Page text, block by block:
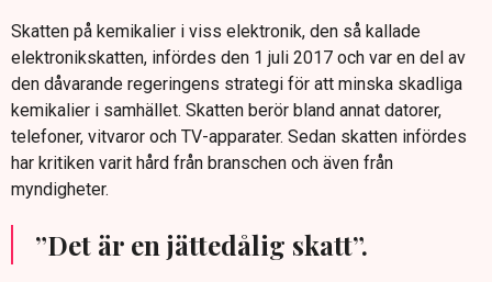
Skatten på kemikalier i viss elektronik, den så kallade
elektronikskatten, infördes den 1 juli 2017 och var en del av
den dåvarande regeringens strategi för att minska skadliga
kemikalier i samhället. Skatten berör bland annat datorer,
telefoner, vitvaror och TV-apparater. Sedan skatten infördes
har kritiken varit hård från branschen och även från
myndigheter.
”Det är en jättedålig skatt”.